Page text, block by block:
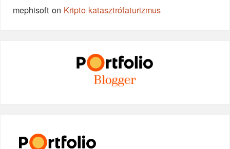
mephisoft on Kripto katasztrófaturizmus